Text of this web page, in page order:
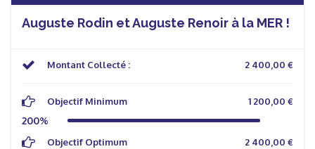
Auguste Rodin et Auguste Renoir à la MER !
Montant Collecté : 2 400,00 €
Objectif Minimum 1 200,00 €
200%
Objectif Optimum 2 400,00 €